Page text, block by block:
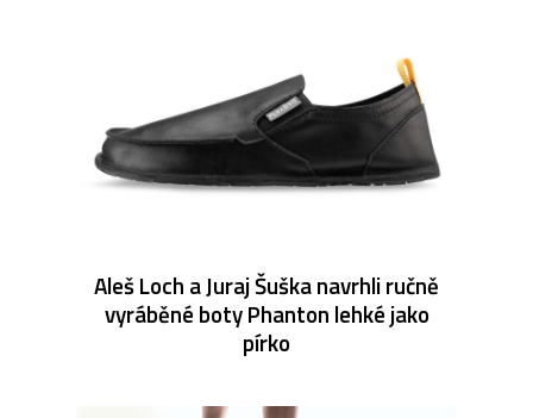
Aleš Loch a Juraj Šuška navrhli ručně
vyráběné boty Phanton lehké jako
pírko